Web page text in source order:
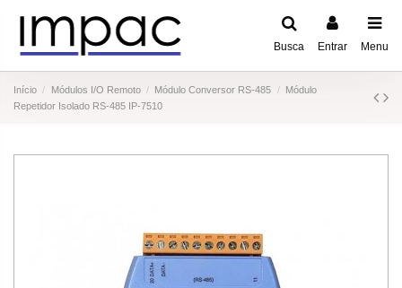
Busca Entrar Menu
Início Módulos I/O Remoto Módulo Conversor RS-485
Módulo
Repetidor Isolado RS-485 IP-7510